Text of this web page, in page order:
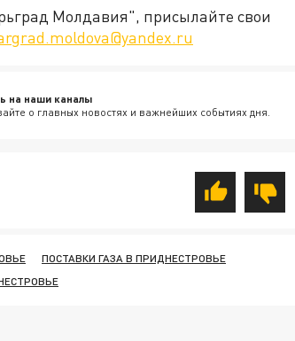
Молдавия", присылайте свои
на наши каналы
о главных новостях и важнейших событиях дня.
ПОСТАВКИ ГАЗА В ПРИДНЕСТРОВЬЕ